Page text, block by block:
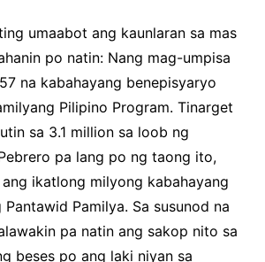
umaabot ang kaunlaran sa mas
po natin: Nang mag-umpisa
na kabahayang benepisyaryo
Pilipino Program. Tinarget
sa 3.1 million sa loob ng
pa lang po ng taong ito,
ikatlong milyong kabahayang
Pamilya. Sa susunod na
pa natin ang sakop nito sa
beses po ang laki niyan sa